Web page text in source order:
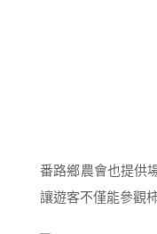
番路鄉農會也提供
讓遊客不僅能參觀